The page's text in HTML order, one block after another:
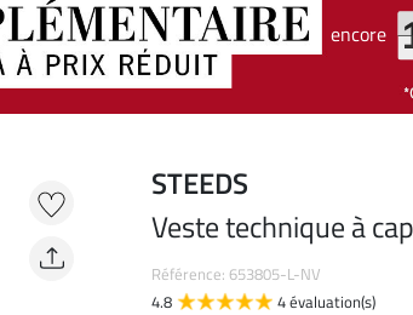
encore
STEEDS
Veste technique à
Référence: 653805-L-NV
4.8
4 évaluation(s)